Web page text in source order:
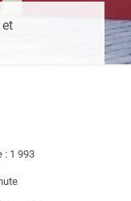
et
: 1 993